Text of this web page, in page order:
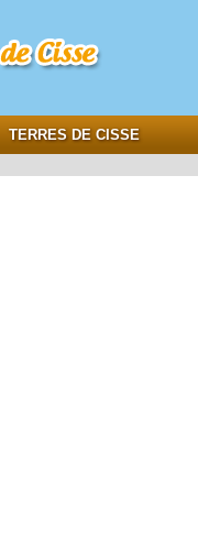
TERRES DE CISSE